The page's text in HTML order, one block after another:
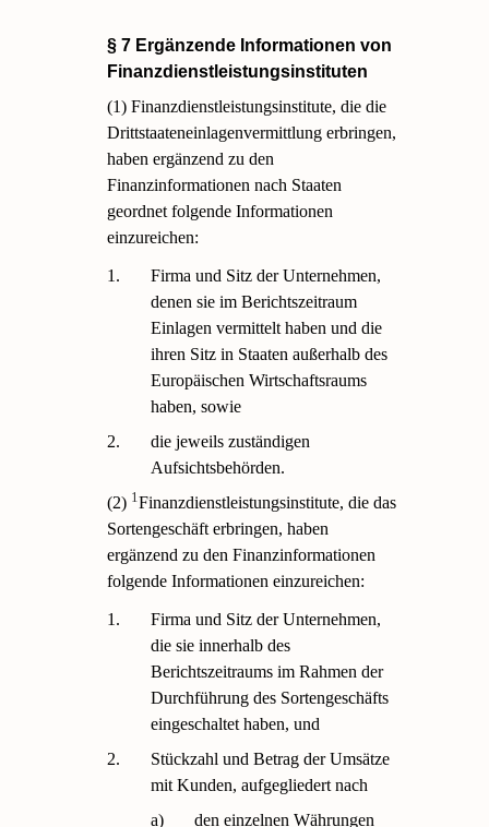
§ 7 Ergänzende Informationen von
Finanzdienstleistungsinstituten
(1) Finanzdienstleistungsinstitute, die die
Drittstaateneinlagenvermittlung erbringen,
haben ergänzend zu den
Finanzinformationen nach Staaten
geordnet folgende Informationen
einzureichen:
1.
Firma und Sitz der Unternehmen,
denen sie im Berichtszeitraum
Einlagen vermittelt haben und die
ihren Sitz in Staaten außerhalb des
Europäischen Wirtschaftsraums
haben, sowie
2.
die jeweils zuständigen
Aufsichtsbehörden.
(2) 1Finanzdienstleistungsinstitute, die das
Sortengeschäft erbringen, haben
ergänzend zu den Finanzinformationen
folgende Informationen einzureichen:
1.
Firma und Sitz der Unternehmen,
die sie innerhalb des
Berichtszeitraums im Rahmen der
Durchführung des Sortengeschäfts
eingeschaltet haben, und
2.
Stückzahl und Betrag der Umsätze
mit Kunden, aufgegliedert nach
a)
den einzelnen Währungen